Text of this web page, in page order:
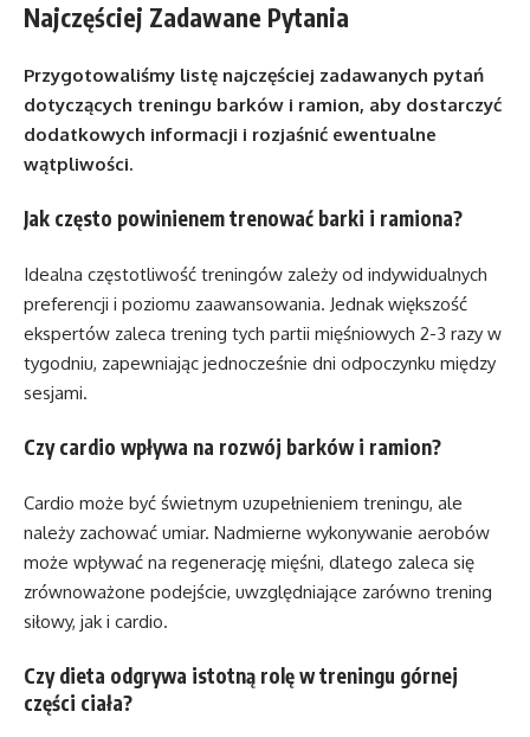
Najczęściej Zadawane Pytania
Przygotowaliśmy listę najczęściej zadawanych pytań
dotyczących treningu barków i ramion, aby dostarczyć
dodatkowych informacji i rozjaśnić ewentualne
wątpliwości.
Jak często powinienem trenować barki i ramiona?
Idealna częstotliwość treningów zależy od indywidualnych
preferencji i poziomu zaawansowania. Jednak większość
ekspertów zaleca trening tych partii mięśniowych 2-3 razy w
tygodniu, zapewniając jednocześnie dni odpoczynku między
sesjami.
Czy cardio wpływa na rozwój barków i ramion?
Cardio może być świetnym uzupełnieniem treningu, ale
należy zachować umiar. Nadmierne wykonywanie aerobów
może wpływać na regenerację mięśni, dlatego zaleca się
zrównoważone podejście, uwzględniające zarówno trening
siłowy, jak i cardio.
Czy dieta odgrywa istotną rolę w treningu górnej
części ciała?